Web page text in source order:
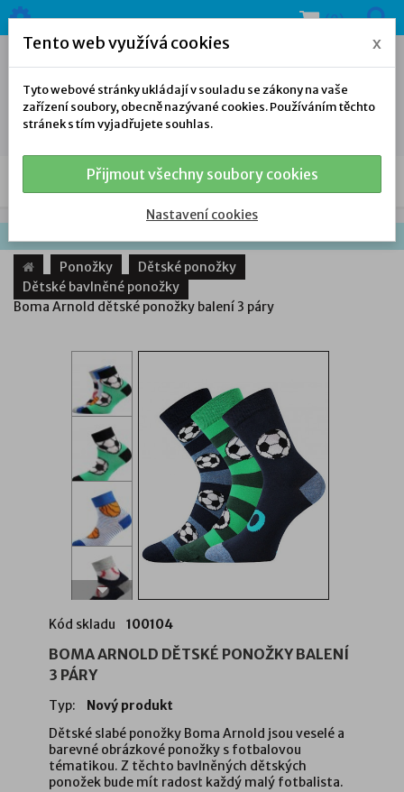
(0)
NAŠE NABÍDKA
Ponožky
Dětské ponožky
Dětské bavlněné ponožky
Boma Arnold dětské ponožky balení 3 páry
Kód skladu 100104
BOMA ARNOLD DĚTSKÉ PONOŽKY BALENÍ
3 PÁRY
Typ:
Nový produkt
Dětské slabé ponožky Boma Arnold jsou veselé a
barevné obrázkové ponožky s fotbalovou
tématikou. Z těchto bavlněných dětských
ponožek bude mít radost každý malý fotbalista.
Tento web využívá cookies x
Tyto webové stránky ukládají v souladu se zákony na vaše
zařízení soubory, obecně nazývané cookies. Používáním těchto
stránek s tím vyjadřujete souhlas.
Přijmout všechny soubory cookies
Nastavení cookies